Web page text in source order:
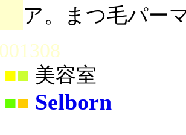
ア。まつ毛パー
■ 美容室
■■ Selborn